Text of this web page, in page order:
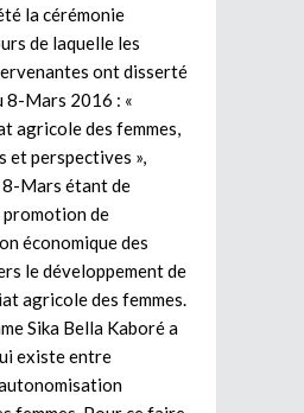
la cérémonie
de laquelle les
ont disserté
8-Mars 2016 : «
agricole des femmes,
et perspectives »,
8-Mars étant de
de
économique des
le développement de
agricole des femmes.
Sika Bella Kaboré a
existe entre